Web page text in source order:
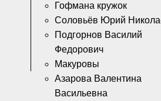
Гофмана кружок
Соловьёв Юрий
Подгорнов Василий
Федорович
Макуровы
Азарова Валентина
Васильевна